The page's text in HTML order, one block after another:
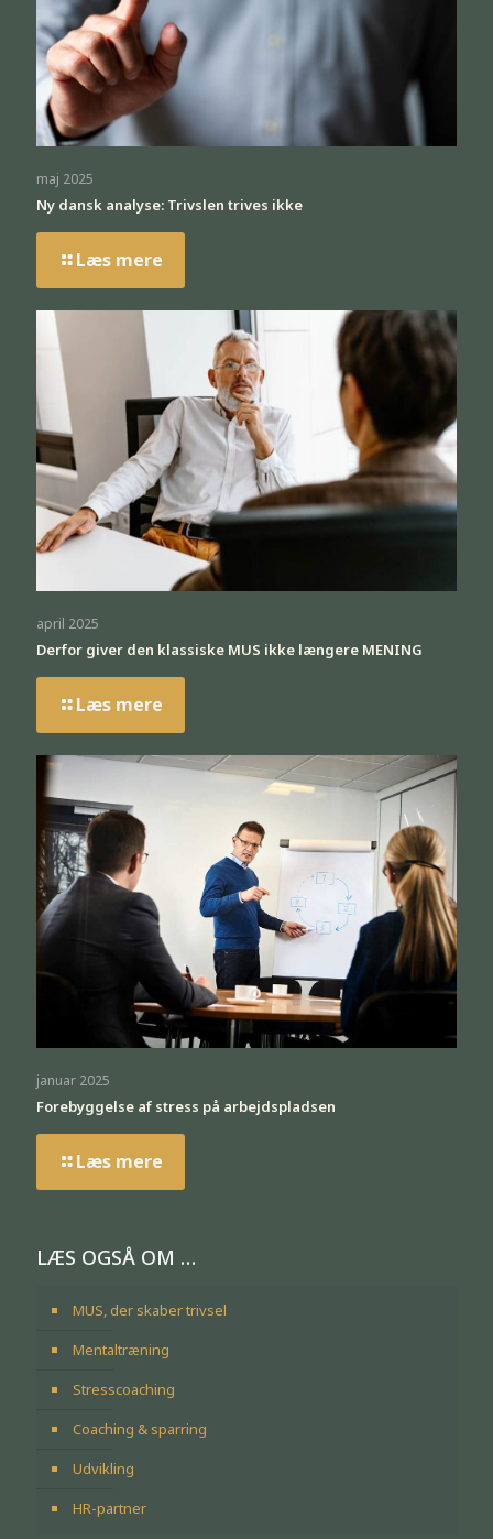
maj 2025
Ny dansk analyse: Trivslen trives ikke
Læs mere
april 2025
Derfor giver den klassiske MUS ikke længere MENING
Læs mere
januar 2025
Forebyggelse af stress på arbejdspladsen
Læs mere
LÆS OGSÅ OM …
MUS, der skaber trivsel
Mentaltræning
Stresscoaching
Coaching & sparring
Udvikling
HR-partner